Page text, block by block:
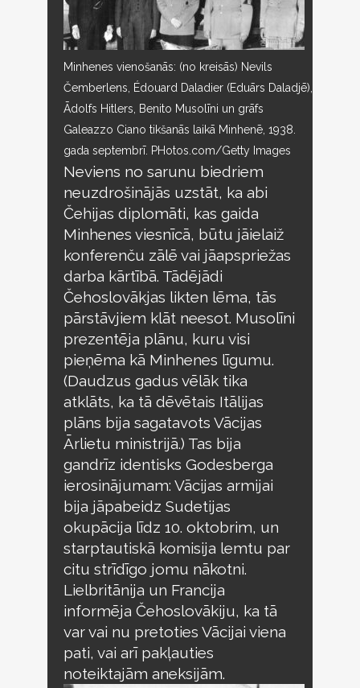
Minhenes vienošanās: (no kreisās) Nevils
Čemberlens, Édouard Daladier (Eduārs Daladjē),
Ādolfs Hitlers, Benito Musolīni un grāfs
Galeazzo Ciano tikšanās laikā Minhenē, 1938.
gada septembrī. PHotos.com/Getty Images
Neviens no sarunu biedriem
neuzdrošinājās uzstāt, ka abi
Čehijas diplomāti, kas gaida
Minhenes viesnīcā, būtu jāielaiž
konferenču zālē vai jāapspriežas
darba kārtībā. Tādējādi
Čehoslovākjas likten lēma, tās
pārstāvjiem klāt neesot. Musolīni
prezentēja plānu, kuru visi
pieņēma kā Minhenes līgumu.
(Daudzus gadus vēlāk tika
atklāts, ka tā dēvētais Itālijas
plāns bija sagatavots Vācijas
Ārlietu ministrijā.) Tas bija
gandrīz identisks Godesberga
ierosinājumam: Vācijas armijai
bija jāpabeidz Sudetijas
okupācija līdz 10. oktobrim, un
starptautiskā komisija lemtu par
citu strīdīgo jomu nākotni.
Lielbritānija un Francija
informēja Čehoslovākiju, ka tā
var vai nu pretoties Vācijai viena
pati, vai arī pakļauties
noteiktajām aneksijām.